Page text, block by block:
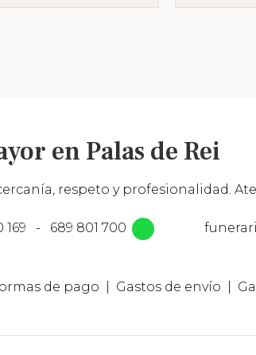
en Palas de Rei
respeto y profesionalidad.
169 - 689 801 700
de pago Gastos de envío